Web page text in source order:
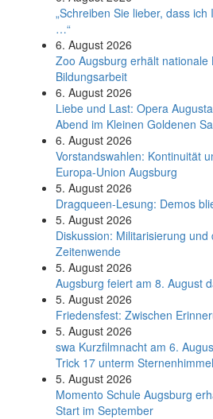
„Schreiben Sie lieber, dass
…“
6. August 2026
Zoo Augsburg erhält nationale
Bildungsarbeit
6. August 2026
Liebe und Last: Opera
Abend im Kleinen Goldenen
6. August 2026
Vorstandswahlen: Kontinuität
Europa-Union Augsburg
5. August 2026
Dragqueen-Lesung: Demos
5. August 2026
Diskussion: Mi­li­ta­ri­sie­rung
Zeitenwende
5. August 2026
Augsburg feiert am 8. August
5. August 2026
Friedensfest: Zwischen
5. August 2026
swa Kurz­film­nacht am 6.
Trick 17 unterm Sternen­himmel
5. August 2026
Momento Schule Augsburg
Start im September